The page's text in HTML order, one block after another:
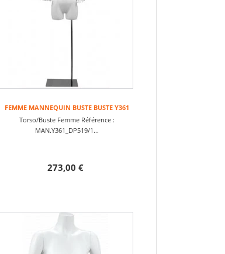
FEMME MANNEQUIN BUSTE BUSTE Y361
Torso/Buste Femme Référence :
MAN.Y361_DP519/1...
273,00 €